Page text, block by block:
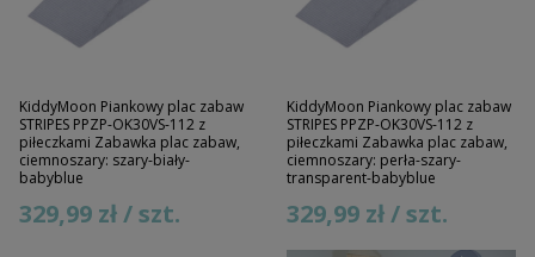
KiddyMoon Piankowy plac zabaw
STRIPES PPZP-OK30VS-112 z
piłeczkami Zabawka plac zabaw,
ciemnoszary: szary-biały-
babyblue
329,99 zł / szt.
KiddyMoon Piankowy plac zabaw
STRIPES PPZP-OK30VS-112 z
piłeczkami Zabawka plac zabaw,
ciemnoszary: perła-szary-
transparent-babyblue
329,99 zł / szt.